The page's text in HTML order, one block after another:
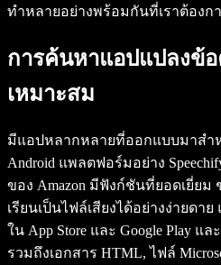
ทำหลายอย่างพร้อมกันที่เราต้องก
การค้นหาแอปแปลงข้อ
เหมาะสม
มีแอปหลากหลายที่ออกแบบมาสำ
Android แพลตฟอร์มอย่าง
ของ Amazon มีฟังก์ชันที่ยอดเยี่ย
เรียนเป็นไฟล์เสียงได้อย่างง่ายด
ใน App Store และ Google Play
รวมถึงเอกสาร HTML, ไฟล์